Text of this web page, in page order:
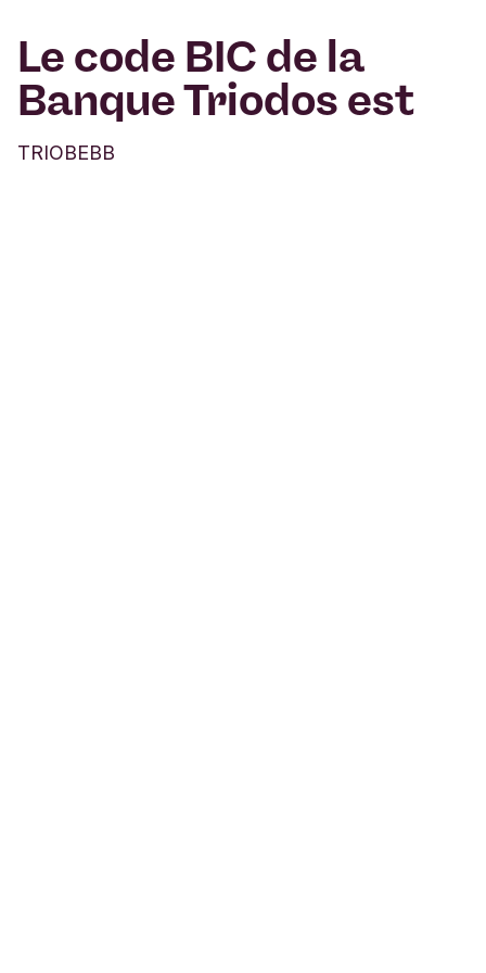
Le code BIC de la
Banque Triodos est
TRIOBEBB